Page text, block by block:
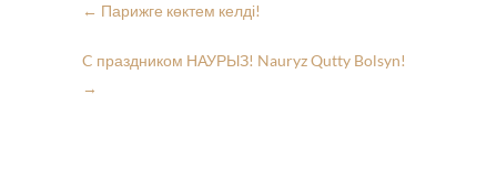
← Парижге көктем келді!
C праздником НАУРЫЗ! Nauryz Qutty Bolsyn!
→